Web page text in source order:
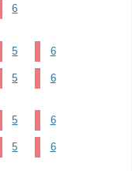
6
5 6
5 6
5 6
5 6